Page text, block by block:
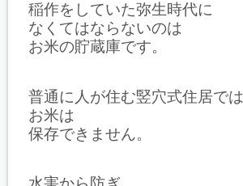
稲作をしていた弥生時代に
なくてはならないのは
お米の貯蔵庫です。
普通に人が住む竪穴式住居では
お米は
保存できません。